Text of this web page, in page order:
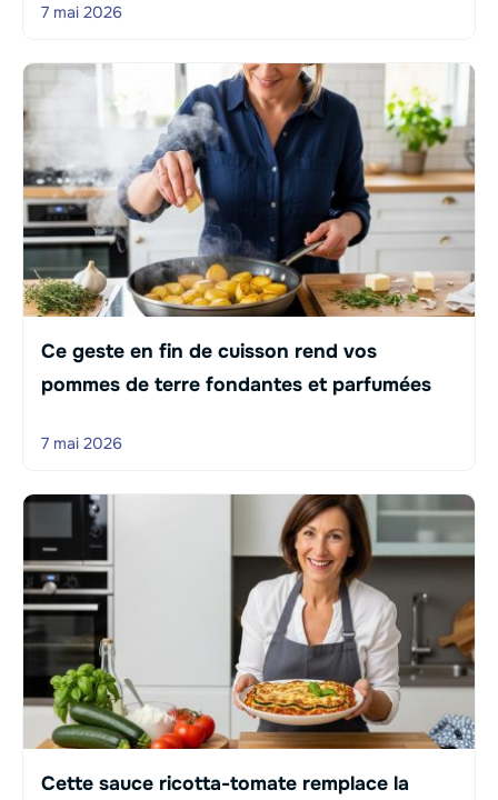
7 mai 2026
Ce geste en fin de cuisson rend vos
pommes de terre fondantes et parfumées
7 mai 2026
Cette sauce ricotta-tomate remplace la